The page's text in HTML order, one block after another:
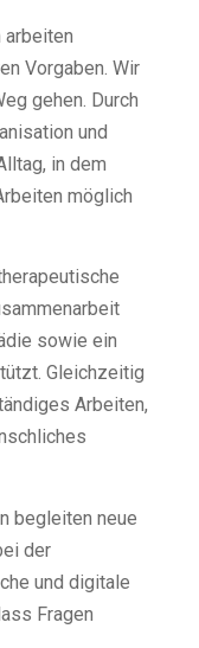
arbeiten
Vorgaben. Wir
gehen. Durch
und
in dem
möglich
sowie ein
Gleichzeitig
Arbeiten,
begleiten neue
der
und digitale
Fragen